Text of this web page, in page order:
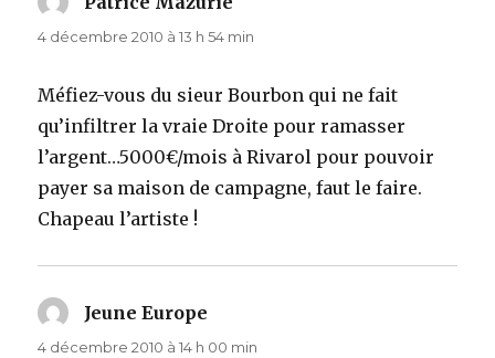
4 décembre 2010 à 13 h 54 min
Méfiez-vous du sieur Bourbon qui ne fait
qu’infiltrer la vraie Droite pour ramasser
l’argent…5000€/mois à Rivarol pour pouvoir
payer sa maison de campagne, faut le faire.
Chapeau l’artiste !
Jeune Europe
4 décembre 2010 à 14 h 00 min